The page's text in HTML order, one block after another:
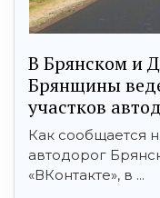
В Брянском и
Брянщины
участков
Как сообщается
автодорог
«ВКонтакте», в ...